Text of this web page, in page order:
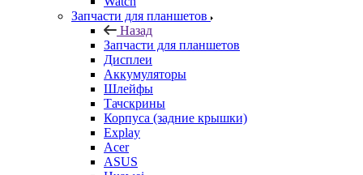
Запчасти для планшетов
Назад
Запчасти для планшетов
Дисплеи
Аккумуляторы
Шлейфы
Тачскрины
Корпуса (задние крышки)
Explay
Acer
ASUS